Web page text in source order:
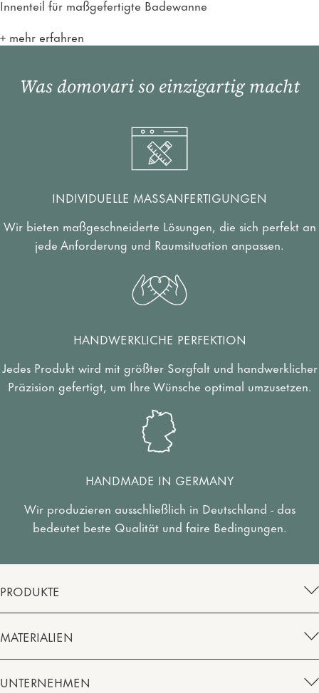
Innenteil für maßgefertigte Badewanne
mehr erfahren
Was domovari so einzigartig macht
INDIVIDUELLE MASSANFERTIGUNGEN
Wir bieten maßgeschneiderte Lösungen, die sich perfekt an
jede Anforderung und Raumsituation anpassen.
HANDWERKLICHE PERFEKTION
Jedes Produkt wird mit größter Sorgfalt und handwerklicher
Präzision gefertigt, um Ihre Wünsche optimal umzusetzen.
HANDMADE IN GERMANY
Wir produzieren ausschließlich in Deutschland - das
bedeutet beste Qualität und faire Bedingungen.
PRODUKTE
MATERIALIEN
UNTERNEHMEN